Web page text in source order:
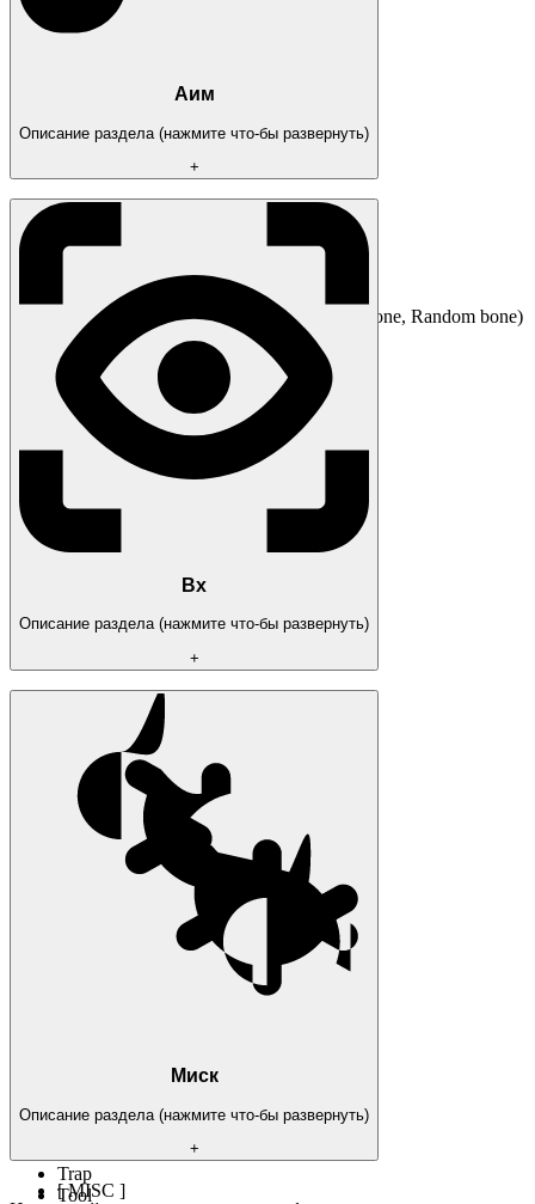
Аим
Описание раздела (нажмите что-бы развернуть)
+
[ AIMBOT ]
Type: (On hold, Always)
Aimbot at: (Players, Zombies)
Bone: (Head, Neck, Body, Pelvis...)
Target position: (Selected bone , Closest bone, Random bone)
Draw FOV Border
Draw FOV Background
Draw FOV Target
First keybind
Second keybind
FOV Size
Smoothness
Вх
Описание раздела (нажмите что-бы развернуть)
+
[ Players & Zombies ESP ]
Bounding box: (Box, Corner)
Fill box: (Static, Gradient)
Skeleton: (Thickness)
Name
Distance
Line to enemy
View line
Max distance
Key
Tank
Trap
Tool
Миск
Описание раздела (нажмите что-бы развернуть)
+
[ MISC ]